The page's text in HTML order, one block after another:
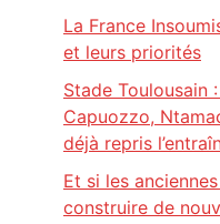
La France
et leurs priorités
Stade Toulousain
Capuozzo,
déjà repris
Et si les
construire de